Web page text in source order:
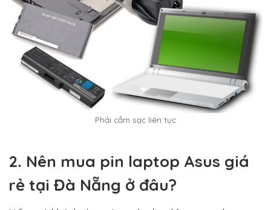
Phải cắm sạc liên tục
2. Nên mua pin laptop Asus giá
rẻ tại Đà Nẵng ở đâu?